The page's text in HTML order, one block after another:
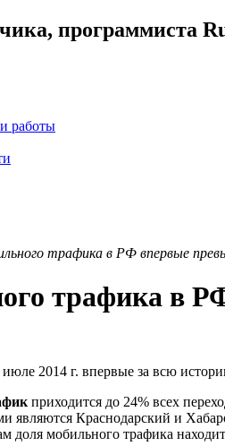
программиста
работы
трафика в РФ впервые
трафика в
июле 2014 г. впервые за всю
приходится до 24% всех
являются Краснодарский и
доля мобильного трафика